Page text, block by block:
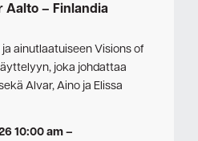
Aalto – Finlandia
ainutlaatuiseen Visions of
joka johdattaa
Alvar, Aino ja Elissa
10:00 am–